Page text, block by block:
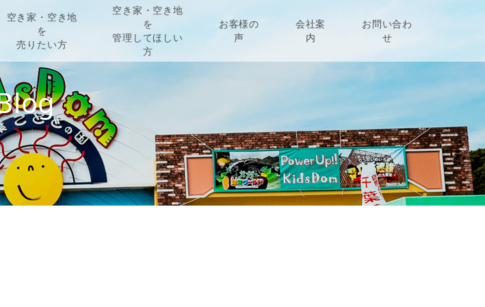
空き家・空き地
を
売りたい方
空き家・空き地
を
管理してほしい
方
お客様の
声
会社案
内
お問い合わ
せ
log